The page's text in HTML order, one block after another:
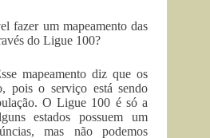
fazer um mapeamento das
do Ligue 100?
mapeamento diz que os
pois o serviço está sendo
O Ligue 100 é só a
estados possuem um
mas não podemos